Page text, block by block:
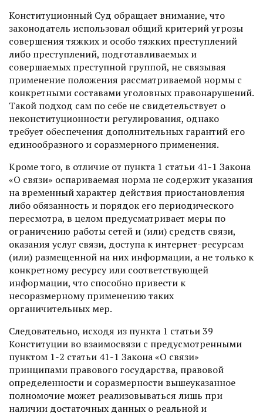
Конституционный Суд обращает внимание, что
законодатель использовал общий критерий угрозы
совершения тяжких и особо тяжких преступлений
либо преступлений, подготавливаемых и
совершаемых преступной группой, не связывая
применение положения рассматриваемой нормы с
конкретными составами уголовных правонарушений.
Такой подход сам по себе не свидетельствует о
неконституционности регулирования, однако
требует обеспечения дополнительных гарантий его
единообразного и соразмерного применения.
Кроме того, в отличие от пункта 1 статьи 41-1 Закона
«О связи» оспариваемая норма не содержит указания
на временный характер действия приостановления
либо обязанность и порядок его периодического
пересмотра, в целом предусматривает меры по
ограничению работы сетей и (или) средств связи,
оказания услуг связи, доступа к интернет-ресурсам
(или) размещенной на них информации, а не только к
конкретному ресурсу или соответствующей
информации, что способно привести к
несоразмерному применению таких
органичительных мер.
Следовательно, исходя из пункта 1 статьи 39
Конституции во взаимосвязи с предусмотренными
пунктом 1-2 статьи 41-1 Закона «О связи»
принципами правового государства, правовой
определенности и соразмерности вышеуказанное
полномочие может реализовываться лишь при
наличии достаточных данных о реальной и